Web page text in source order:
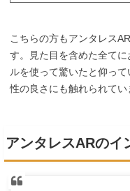
こちらの方もアンタレス
す。見た目を含めた全て
ルを使って驚いたと仰っ
性の良さにも触れられてい
アンタレスARのイ